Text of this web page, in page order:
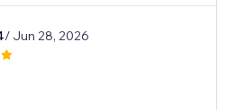
/ Jun 28, 2026